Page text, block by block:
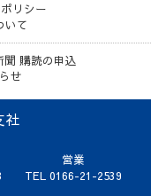
リシー
いて
聞 購読の申込
せ
社
営業
TEL 0166-21-2539